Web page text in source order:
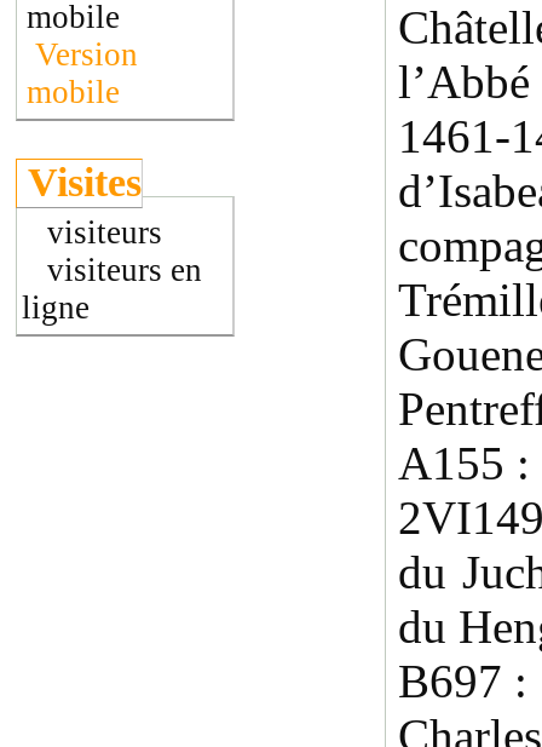
Version
mobile
Visites
visiteurs
visiteurs en
ligne
l’Abbé
A155 :
du
du
B697 :